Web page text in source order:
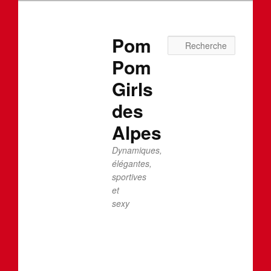
Pom
Pom
Girls
des
Alpes
Dynamiques,
élégantes,
sportives
et
sexy